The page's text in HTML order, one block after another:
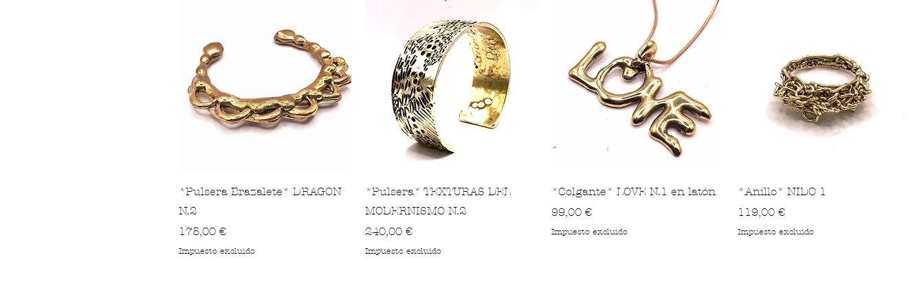
*Pulsera Brazalete* DRAGON
N.2
Precio
175,00 €
Impuesto excluido
*Pulsera* TEXTURAS DEL
MODERNISMO N.2
Precio
240,00 €
Impuesto excluido
*Colgante* LOVE N.1 en latón
Precio
99,00 €
Impuesto excluido
*Anillo* NIDO 1
Precio
119,00 €
Impuesto excluido